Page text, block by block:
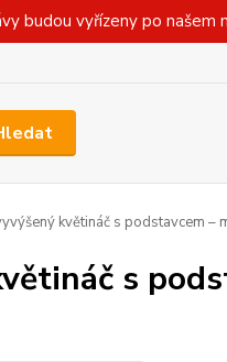
budou vyřízeny po
květináč s podstavcem –
s